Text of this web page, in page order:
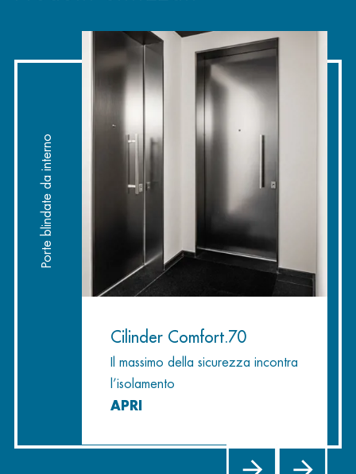
Porte blindate da interno
Cilinder Comfort.70
Il massimo della sicurezza incontra
l’isolamento
APRI